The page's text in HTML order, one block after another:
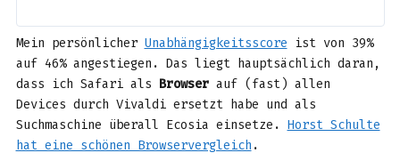
Mein persönlicher Unabhängigkeitsscore ist von 39%
auf 46% angestiegen. Das liegt hauptsächlich daran,
dass ich Safari als Browserauf (fast) allen
Devices durch Vivaldi ersetzt habe und als
Suchmaschine überall Ecosia einsetze. Horst Schulte
hat eine schönen Browservergleich .